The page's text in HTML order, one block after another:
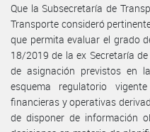
Que la Subsecretaría de
Transporte consideró
que permita evaluar el grado
18/2019 de la ex Secretaría
de asignación previstos en
esquema regulatorio
financieras y operativas
de disponer de información